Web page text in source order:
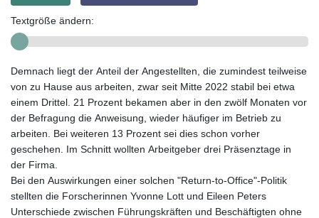
Textgröße ändern:
Demnach liegt der Anteil der Angestellten, die zumindest teilweise
von zu Hause aus arbeiten, zwar seit Mitte 2022 stabil bei etwa
einem Drittel. 21 Prozent bekamen aber in den zwölf Monaten vor
der Befragung die Anweisung, wieder häufiger im Betrieb zu
arbeiten. Bei weiteren 13 Prozent sei dies schon vorher
geschehen. Im Schnitt wollten Arbeitgeber drei Präsenztage in
der Firma.
Bei den Auswirkungen einer solchen "Return-to-Office"-Politik
stellten die Forscherinnen Yvonne Lott und Eileen Peters
Unterschiede zwischen Führungskräften und Beschäftigten ohne